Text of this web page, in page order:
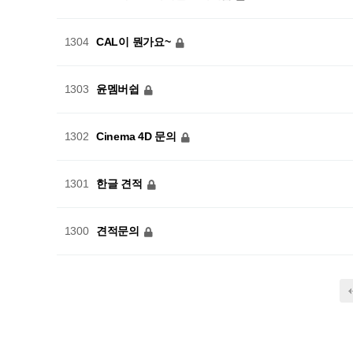
1304 CAL이 뭔가요~
1303 윤멤버쉽
1302 Cinema 4D 문의
1301 한글 견적
1300 견적문의